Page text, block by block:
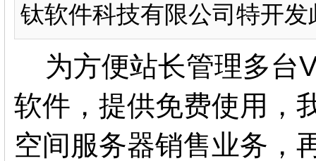
钛软件科技有限公司特开
为方便站长管理多台
软件，提供免费使用，
空间服务器销售业务，